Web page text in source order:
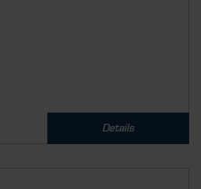
Details